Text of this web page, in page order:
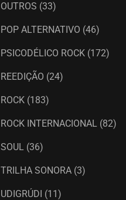
OUTROS (33)
POP ALTERNATIVO (46)
PSICODÉLICO ROCK (172)
REEDIÇÃO (24)
ROCK (183)
ROCK INTERNACIONAL (82)
SOUL (36)
TRILHA SONORA (3)
UDIGRÚDI (11)